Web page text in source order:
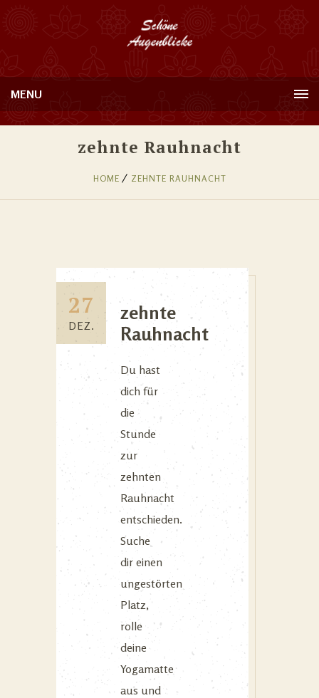
MENU
zehnte Rauhnacht
HOME ZEHNTE RAUHNACHT
27
DEZ.
zehnte
Rauhnacht
Du hast
dich für
die
Stunde
zur
zehnten
Rauhnacht
entschieden.
Suche
dir einen
ungestörten
Platz,
rolle
deine
Yogamatte
aus und